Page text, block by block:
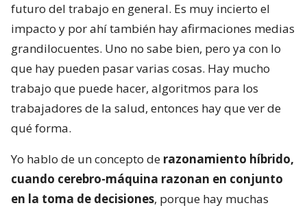
futuro del trabajo en general. Es muy incierto el
impacto y por ahí también hay afirmaciones medias
grandilocuentes. Uno no sabe bien, pero ya con lo
que hay pueden pasar varias cosas. Hay mucho
trabajo que puede hacer, algoritmos para los
trabajadores de la salud, entonces hay que ver de
qué forma.
Yo hablo de un concepto de razonamiento híbrido,
cuando cerebro-máquina razonan en conjunto
en la toma de decisiones, porque hay muchas